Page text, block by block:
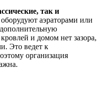
так и
аэраторами или
и домом нет зазора,
Это ведет к
организация